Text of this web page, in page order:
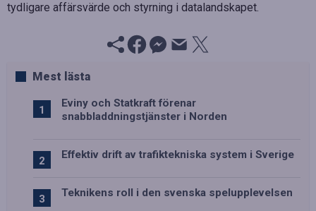
tydligare affärsvärde och styrning i datalandskapet.
Mest lästa
Eviny och Statkraft förenar
snabbladdningstjänster i Norden
Effektiv drift av trafiktekniska system i Sverige
Teknikens roll i den svenska spelupplevelsen